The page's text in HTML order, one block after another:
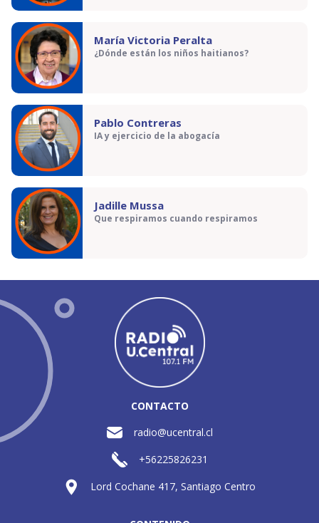
María Victoria Peralta
¿Dónde están los niños haitianos?
Pablo Contreras
IA y ejercicio de la abogacía
Jadille Mussa
Que respiramos cuando respiramos
CONTACTO
radio@ucentral.cl
+56225826231
Lord Cochane 417, Santiago Centro